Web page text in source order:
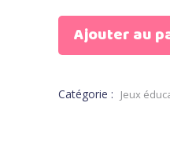
Ajouter au
Catégorie : Jeux